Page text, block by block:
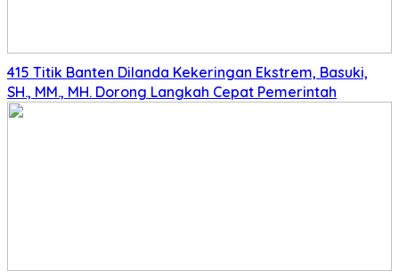
415 Titik Banten Dilanda Kekeringan Ekstrem, Basuki,
SH., MM., MH. Dorong Langkah Cepat Pemerintah